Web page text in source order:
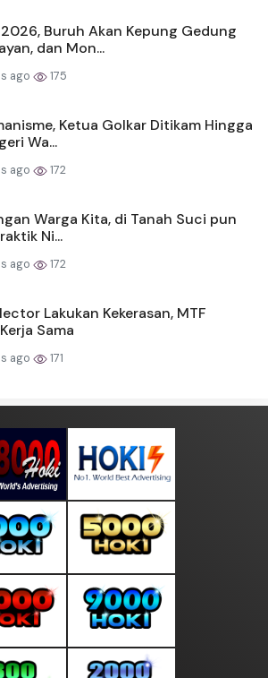
Buruh Akan Kepung Gedung
dan Mon...
ago 175
Ketua Golkar Ditikam Hingga
Wa...
ago 172
Warga Kita, di Tanah Suci pun
Ni...
ago 172
Lakukan Kekerasan, MTF
Sama
ago 171